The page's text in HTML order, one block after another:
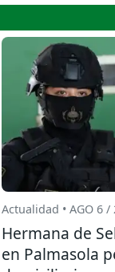
Actualidad • AGO 6 /
Hermana de
en Palmasola